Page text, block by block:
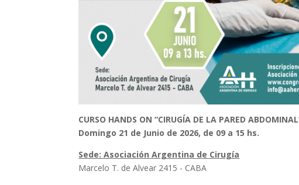
CURSO HANDS ON“CIRUGÍA DE LA PARED
Domingo 21 de Junio de 2026, de 09 a 15 hs.
Sede: Asociación Argentina de Cirugía
Marcelo T. de Alvear 2415 - CABA